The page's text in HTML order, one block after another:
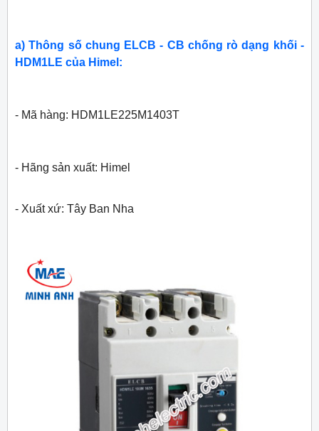
a) Thông số chung ELCB - CB chống rò dạng khối -
HDM1LE của Himel:
- Mã hàng: HDM1LE225M1403T
- Hãng sản xuất: Himel
- Xuất xứ: Tây Ban Nha